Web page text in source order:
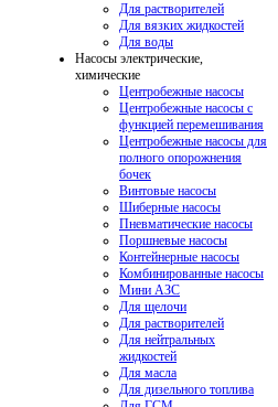
Для растворителей
Для вязких жидкостей
Для воды
Насосы электрические,
химические
Центробежные насосы
Центробежные насосы с
функцией перемешивания
Центробежные насосы для
полного опорожнения
бочек
Винтовые насосы
Шиберные насосы
Пневматические насосы
Поршневые насосы
Контейнерные насосы
Комбинированные насосы
Мини АЗС
Для щелочи
Для растворителей
Для нейтральных
жидкостей
Для масла
Для дизельного топлива